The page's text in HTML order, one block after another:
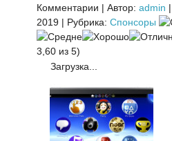
Комментарии | Автор: admin |
2019 | Рубрика: Спонсоры
3,60 из 5)
Загрузка...